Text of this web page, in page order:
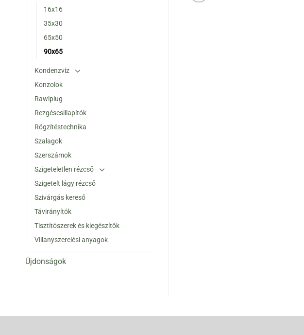
16x16
35x30
65x50
90x65
Kondenzvíz
Konzolok
Rawlplug
Rezgéscsillapítók
Rögzítéstechnika
Szalagok
Szerszámok
Szigeteletlen rézcső
Szigetelt lágy rézcső
Szivárgás kereső
Távirányítók
Tisztítószerek és kiegészítők
Villanyszerelési anyagok
Újdonságok